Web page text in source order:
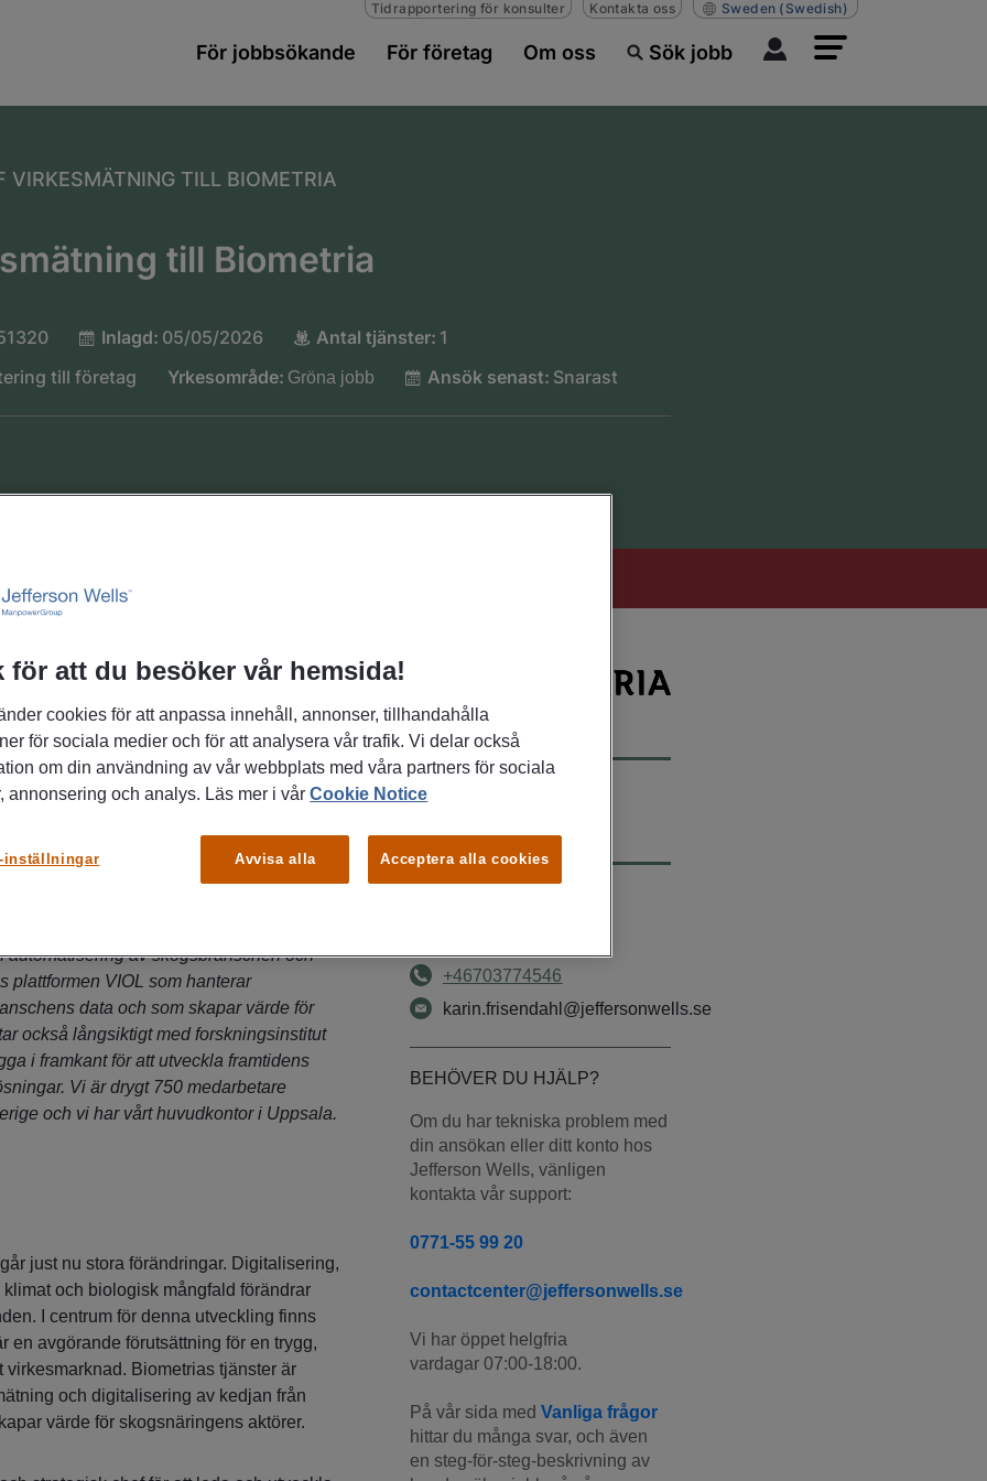
För jobbsökande För företag Om oss Sök jobb
Tidrapportering för konsulter Kontakta oss Sweden (Swedish)
VIRKESMÄTNING TILL BIOMETRIA
till Biometria
Inlagd: 05/05/2026 Antal tjänster: 1
till företag Yrkesområde: Gröna jobb Ansök senast: Snarast
en av skogsbranschens
och forma framtidens
av snabb förändring? Vi söker
vill leda en av en av
strategiska funktioner.
opartisk och central aktör i svensk
att virkesaffärer mellan skog och
och transparent sätt genom att vi
virkesmätning. Biometria
automatisering av skogsbranschen och
plattformen VIOL som hanterar
data och som skapar värde för
också långsiktigt med forskningsinstitut
i framkant för att utveckla framtidens
Vi är drygt 750 medarbetare
och vi har vårt huvudkontor i Uppsala.
just nu stora förändringar. Digitalisering,
och biologisk mångfald förändrar
I centrum för denna utveckling finns
en avgörande förutsättning för en trygg,
virkesmarknad. Biometrias tjänster är
och digitalisering av kedjan från
värde för skogsnäringens aktörer.
Plats
+46703774546
karin.frisendahl@jeffersonwells.se
BEHÖVER DU HJÄLP?
Om du har tekniska problem med
din ansökan eller ditt konto hos
Jefferson Wells, vänligen
kontakta vår support:
0771-55 99 20
contactcenter@jeffersonwells.se
Vi har öppet helgfria
vardagar 07:00-18:00.
På vår sida med Vanliga frågor
hittar du många svar, och även
en steg-för-steg-beskrivning av
för att du besöker vår hemsida!
cookies för att anpassa innehåll, annonser, tillhandahålla
för sociala medier och för att analysera vår trafik. Vi delar också
om din användning av vår webbplats med våra partners för sociala
annonsering och analys. Läs mer i vårCookie Notice
Avvisa alla Acceptera alla cookies
inställningar